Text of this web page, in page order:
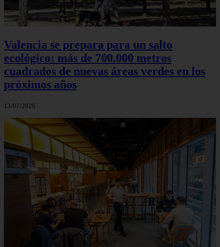
Valencia se prepara para un salto
ecológico: más de 700.000 metros
cuadrados de nuevas áreas verdes en los
próximos años
13/07/2026